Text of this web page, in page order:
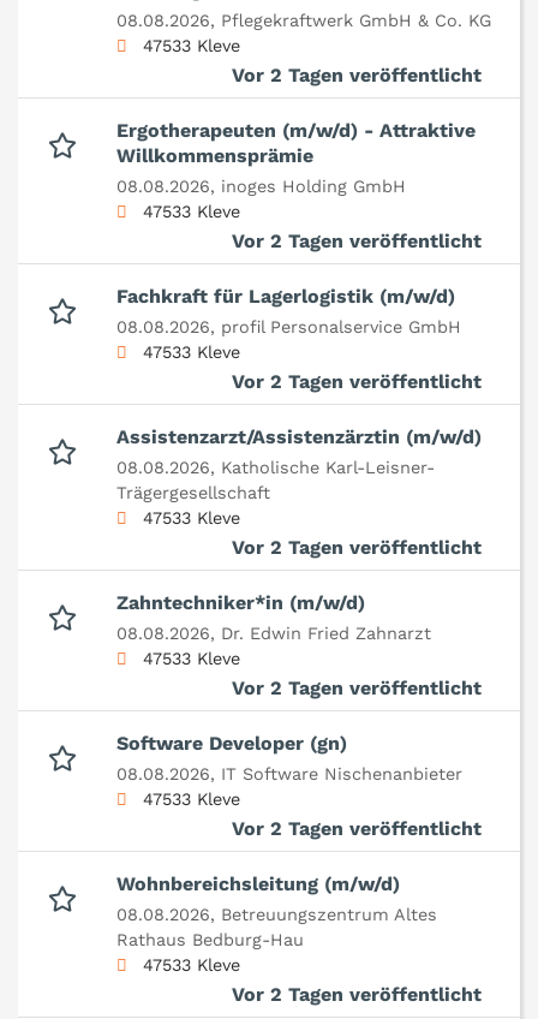
08.08.2026, Pflegekraftwerk GmbH & Co. KG
47533 Kleve
Vor 2 Tagen veröffentlicht
Ergotherapeuten (m/w/d) - Attraktive
Willkommensprämie
08.08.2026, inoges Holding GmbH
47533 Kleve
Vor 2 Tagen veröffentlicht
Fachkraft für Lagerlogistik (m/w/d)
08.08.2026, profil Personalservice GmbH
47533 Kleve
Vor 2 Tagen veröffentlicht
Assistenzarzt/Assistenzärztin (m/w/d)
08.08.2026, Katholische Karl-Leisner-
Trägergesellschaft
47533 Kleve
Vor 2 Tagen veröffentlicht
Zahntechniker*in (m/w/d)
08.08.2026, Dr. Edwin Fried Zahnarzt
47533 Kleve
Vor 2 Tagen veröffentlicht
Software Developer (gn)
08.08.2026, IT Software Nischenanbieter
47533 Kleve
Vor 2 Tagen veröffentlicht
Wohnbereichsleitung (m/w/d)
08.08.2026, Betreuungszentrum Altes
Rathaus Bedburg-Hau
47533 Kleve
Vor 2 Tagen veröffentlicht